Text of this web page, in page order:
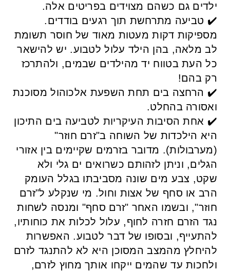
ילדים גם כשהם מצוידים בפריטים אלה.
✔️ טביעה מתרחשת תוך רגעים בודדים.
מספיקות דקות מעטות מאוד של חוסר תשומת
לב מלאה, בהן הילד עלול לטבוע. יש להישאר
כל העת בטווח יד מהילדים שבמים, ולהתרכז
רק בהם!
✔️ הרחצה בים תחת השפעת אלכוהול מסוכנת
ואסורה בהחלט.
✔️ אחת הסיבות העיקריות לטביעה בים התיכון
היא הילכדות של השוחה ב"זרם חוזר"
(מערבולות). מדובר בזרמים שקיימים בין אזורי
הגלים, וניתן לזהותם כשרואים ים גלי ולא
שקט, צבע מים שונה מסביבתו בגלל העומק
הרב או סחף של אצות וחול. מי שנקלע ל"זרם
חוזר", ובשמו האחר "זרם סחף" ומנסה לשחות
נגד הזרם חזרה לחוף, עלול לכלות את כוחותיו,
להתעייף, ובסופו של דבר לטבוע. האפשרות
להיחלץ מהמצב המסוכן היא לא להתנגד לזרם
ולחכות עד שהמים ייקחו אותך מחוץ לזרם,